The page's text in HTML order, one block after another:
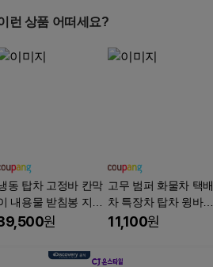
런 상품 어떠세요?
동 탑차 고정바 칸막
내용물 받침봉 지지
화물차 용품 1톤 2.5
원
고무 범퍼 화물차 택배
차 특장차 탑차 윙바디
사각 보호범퍼 안전 차
11,100원